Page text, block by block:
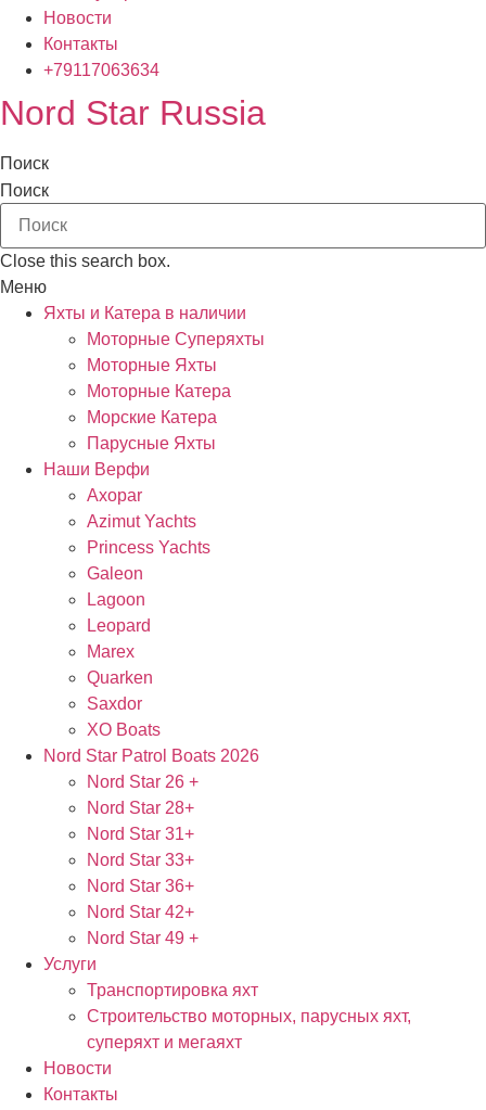
Новости
Контакты
+79117063634
Nord Star Russia
Поиск
Поиск
Close this search box.
Меню
Яхты и Катера в наличии
Моторные Суперяхты
Моторные Яхты
Моторные Катера
Морские Катера
Парусные Яхты
Наши Верфи
Axopar
Azimut Yachts
Princess Yachts
Galeon
Lagoon
Leopard
Marex
Quarken
Saxdor
XO Boats
Nord Star Patrol Boats 2026
Nord Star 26 +
Nord Star 28+
Nord Star 31+
Nord Star 33+
Nord Star 36+
Nord Star 42+
Nord Star 49 +
Услуги
Транспортировка яхт
Строительство моторных, парусных яхт,
суперяхт и мегаяхт
Новости
Контакты